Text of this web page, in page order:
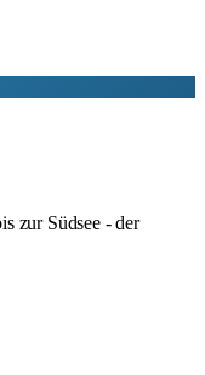
zur Südsee - der